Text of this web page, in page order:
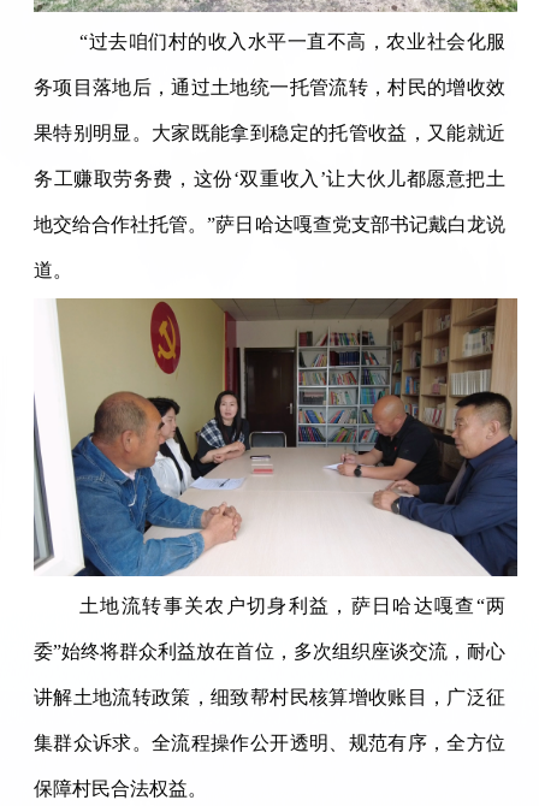
“过去咱们村的收入水平一直不高，农业社会化服
务项目落地后，通过土地统一托管流转，村民的增收效
果特别明显。大家既能拿到稳定的托管收益，又能就近
务工赚取劳务费，这份‘双重收入’让大伙儿都愿意把土
地交给合作社托管。”萨日哈达嘎查党支部书记戴白龙说
道。
土地流转事关农户切身利益，萨日哈达嘎查“两
委”始终将群众利益放在首位，多次组织座谈交流，耐心
讲解土地流转政策，细致帮村民核算增收账目，广泛征
集群众诉求。全流程操作公开透明、规范有序，全方位
保障村民合法权益。